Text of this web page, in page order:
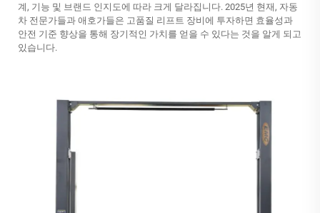
계, 기능 및 브랜드 인지도에 따라 크게 달라집니다. 2025년 현재, 자동
차 전문가들과 애호가들은 고품질 리프트 장비에 투자하면 효율성과
안전 기준 향상을 통해 장기적인 가치를 얻을 수 있다는 것을 알게 되고
있습니다.